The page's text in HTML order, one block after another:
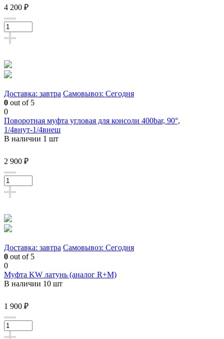
4 200 ₽
Доставка: завтра Самовывоз: Сегодня
0 out of 5
0
Поворотная муфта угловая для консоли 400bar, 90°,
1/4внут-1/4внеш
В наличии 1 шт
2 900 ₽
Доставка: завтра Самовывоз: Сегодня
0 out of 5
0
Муфта KW латунь (аналог R+M)
В наличии 10 шт
1 900 ₽